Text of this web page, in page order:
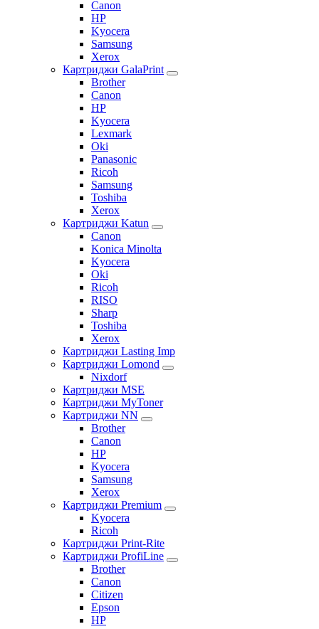
Canon
HP
Kyocera
Samsung
Xerox
Картриджи GalaPrint
Brother
Canon
HP
Kyocera
Lexmark
Oki
Panasonic
Ricoh
Samsung
Toshiba
Xerox
Картриджи Katun
Canon
Konica Minolta
Kyocera
Oki
Ricoh
RISO
Sharp
Toshiba
Xerox
Картриджи Lasting Imp
Картриджи Lomond
Nixdorf
Картриджи MSE
Картриджи MyToner
Картриджи NN
Brother
Canon
HP
Kyocera
Samsung
Xerox
Картриджи Premium
Kyocera
Ricoh
Картриджи Print-Rite
Картриджи ProfiLine
Brother
Canon
Citizen
Epson
HP